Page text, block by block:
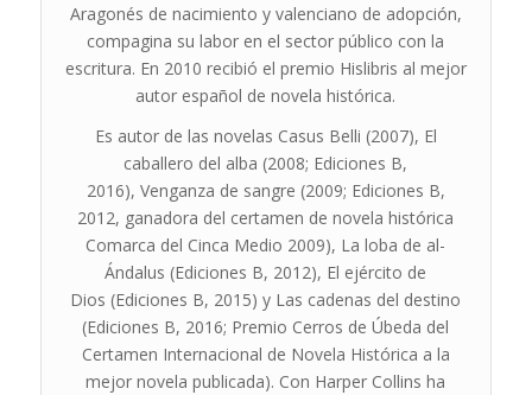
Aragonés de nacimiento y valenciano de adopción,
compagina su labor en el sector público con la
escritura. En 2010 recibió el premio Hislibris al mejor
autor español de novela histórica.
Es autor de las novelas Casus Belli (2007), El
caballero del alba (2008; Ediciones B,
2016), Venganza de sangre (2009; Ediciones B,
2012, ganadora del certamen de novela histórica
Comarca del Cinca Medio 2009), La loba de al-
Ándalus (Ediciones B, 2012), El ejército de
Dios (Ediciones B, 2015) y Las cadenas del destino
(Ediciones B, 2016; Premio Cerros de Úbeda del
Certamen Internacional de Novela Histórica a la
mejor novela publicada). Con Harper Collins ha